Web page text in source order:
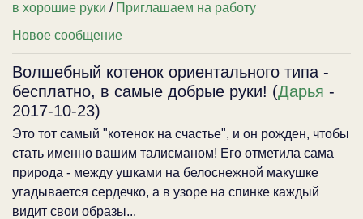
в хорошие руки / Приглашаем на работу
Новое сообщение
Волшебный котенок ориентального типа -
бесплатно, в самые добрые руки! (Дарья -
2017-10-23)
Это тот самый "котенок на счастье", и он рожден, чтобы
стать именно вашим талисманом! Его отметила сама
природа - между ушками на белоснежной макушке
угадывается сердечко, а в узоре на спинке каждый
видит свои образы...